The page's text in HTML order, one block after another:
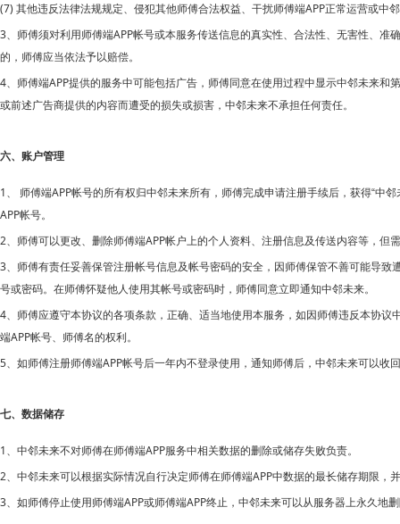
(7) 其他违反法律法规规定、侵犯其他师傅合法权益、干扰师傅端APP正常运营或中
3、师傅须对利用师傅端APP帐号或本服务传送信息的真实性、合法性、无害性、
的，师傅应当依法予以赔偿。
4、师傅端APP提供的服务中可能包括广告，师傅同意在使用过程中显示中邻未来和
或前述广告商提供的内容而遭受的损失或损害，中邻未来不承担任何责任。
六、账户管理
1、 师傅端APP帐号的所有权归中邻未来所有，师傅完成申请注册手续后，获得“中
APP帐号。
2、师傅可以更改、删除师傅端APP帐户上的个人资料、注册信息及传送内容等，
3、师傅有责任妥善保管注册帐号信息及帐号密码的安全，因师傅保管不善可能导
号或密码。在师傅怀疑他人使用其帐号或密码时，师傅同意立即通知中邻未来。
4、师傅应遵守本协议的各项条款，正确、适当地使用本服务，如因师傅违反本协议
端APP帐号、师傅名的权利。
5、如师傅注册师傅端APP帐号后一年内不登录使用，通知师傅后， 中邻未来可以收
七、数据储存
1、 中邻未来不对师傅在师傅端APP服务中相关数据的删除或储存失败负责。
2、
中邻未来可以根据实际情况自行决定师傅在师傅端APP中数据的最长储存期限，
3、如师傅停止使用师傅端APP或师傅端APP终止， 中邻未来可以从服务器上永久地